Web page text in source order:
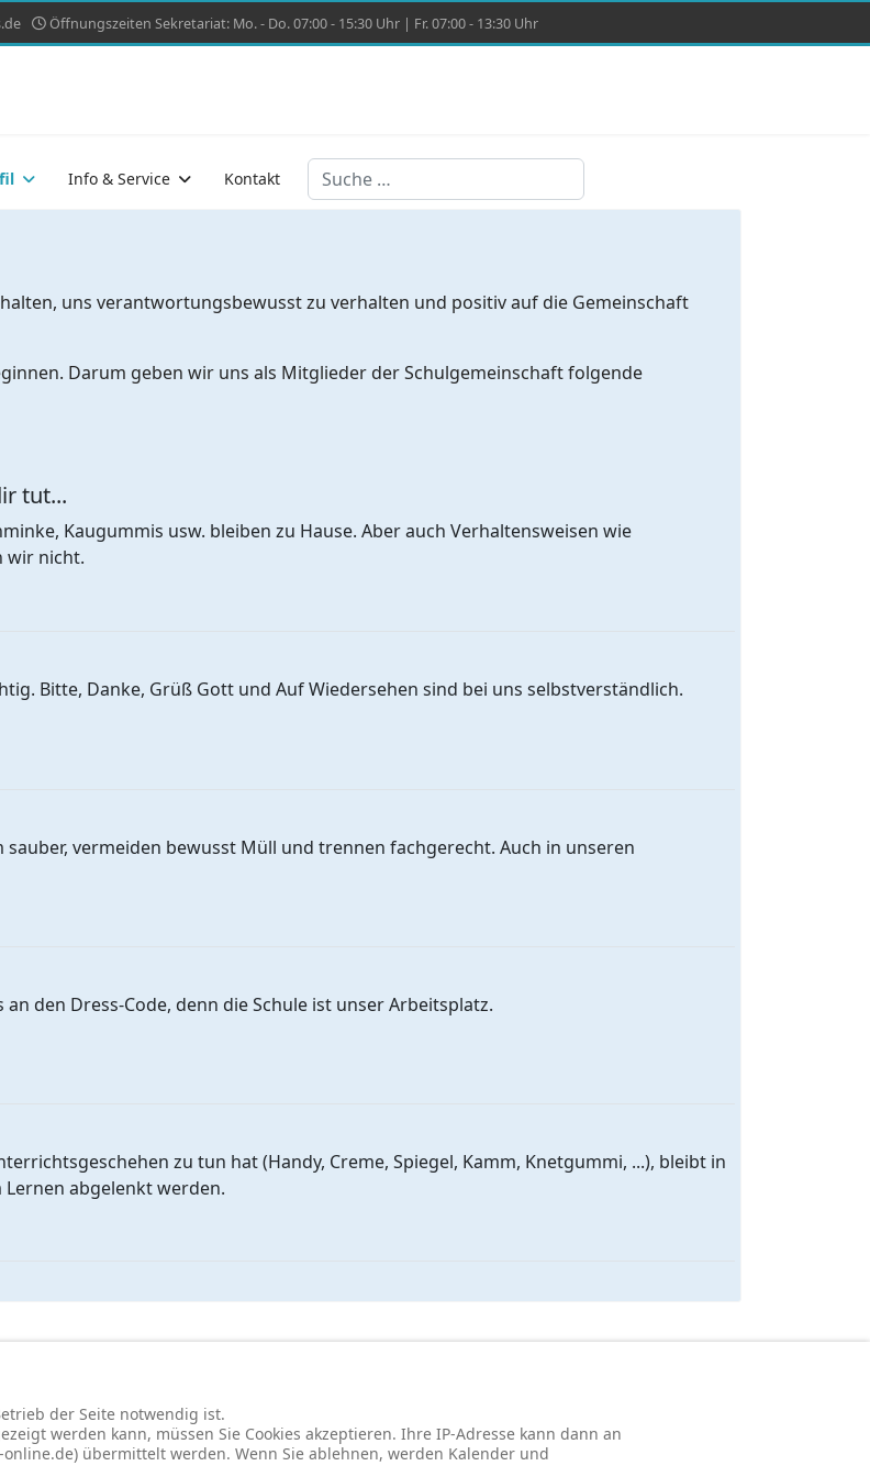
Öffnungszeiten Sekretariat: Mo. - Do. 07:00 - 15:30 Uhr | Fr. 07:00 - 13:30 Uhr
Info & Service Kontakt Suchen
uns verantwortungsbewusst zu verhalten und positiv auf die Gemeinschaft
Darum geben wir uns als Mitglieder der Schulgemeinschaft folgende
tut...
Kaugummis usw. bleiben zu Hause. Aber auch Verhaltensweisen wie
wir nicht.
Bitte, Danke, Grüß Gott und Auf Wiedersehen sind bei uns selbstverständlich.
vermeiden bewusst Müll und trennen fachgerecht. Auch in unseren
den Dress-Code, denn die Schule ist unser Arbeitsplatz.
zu tun hat (Handy, Creme, Spiegel, Kamm, Knetgummi, ...), bleibt in
abgelenkt werden.
- Redaktionslogin
der Seite notwendig ist.
werden kann, müssen Sie Cookies akzeptieren. Ihre IP-Adresse kann dann an
übermittelt werden. Wenn Sie ablehnen, werden Kalender und